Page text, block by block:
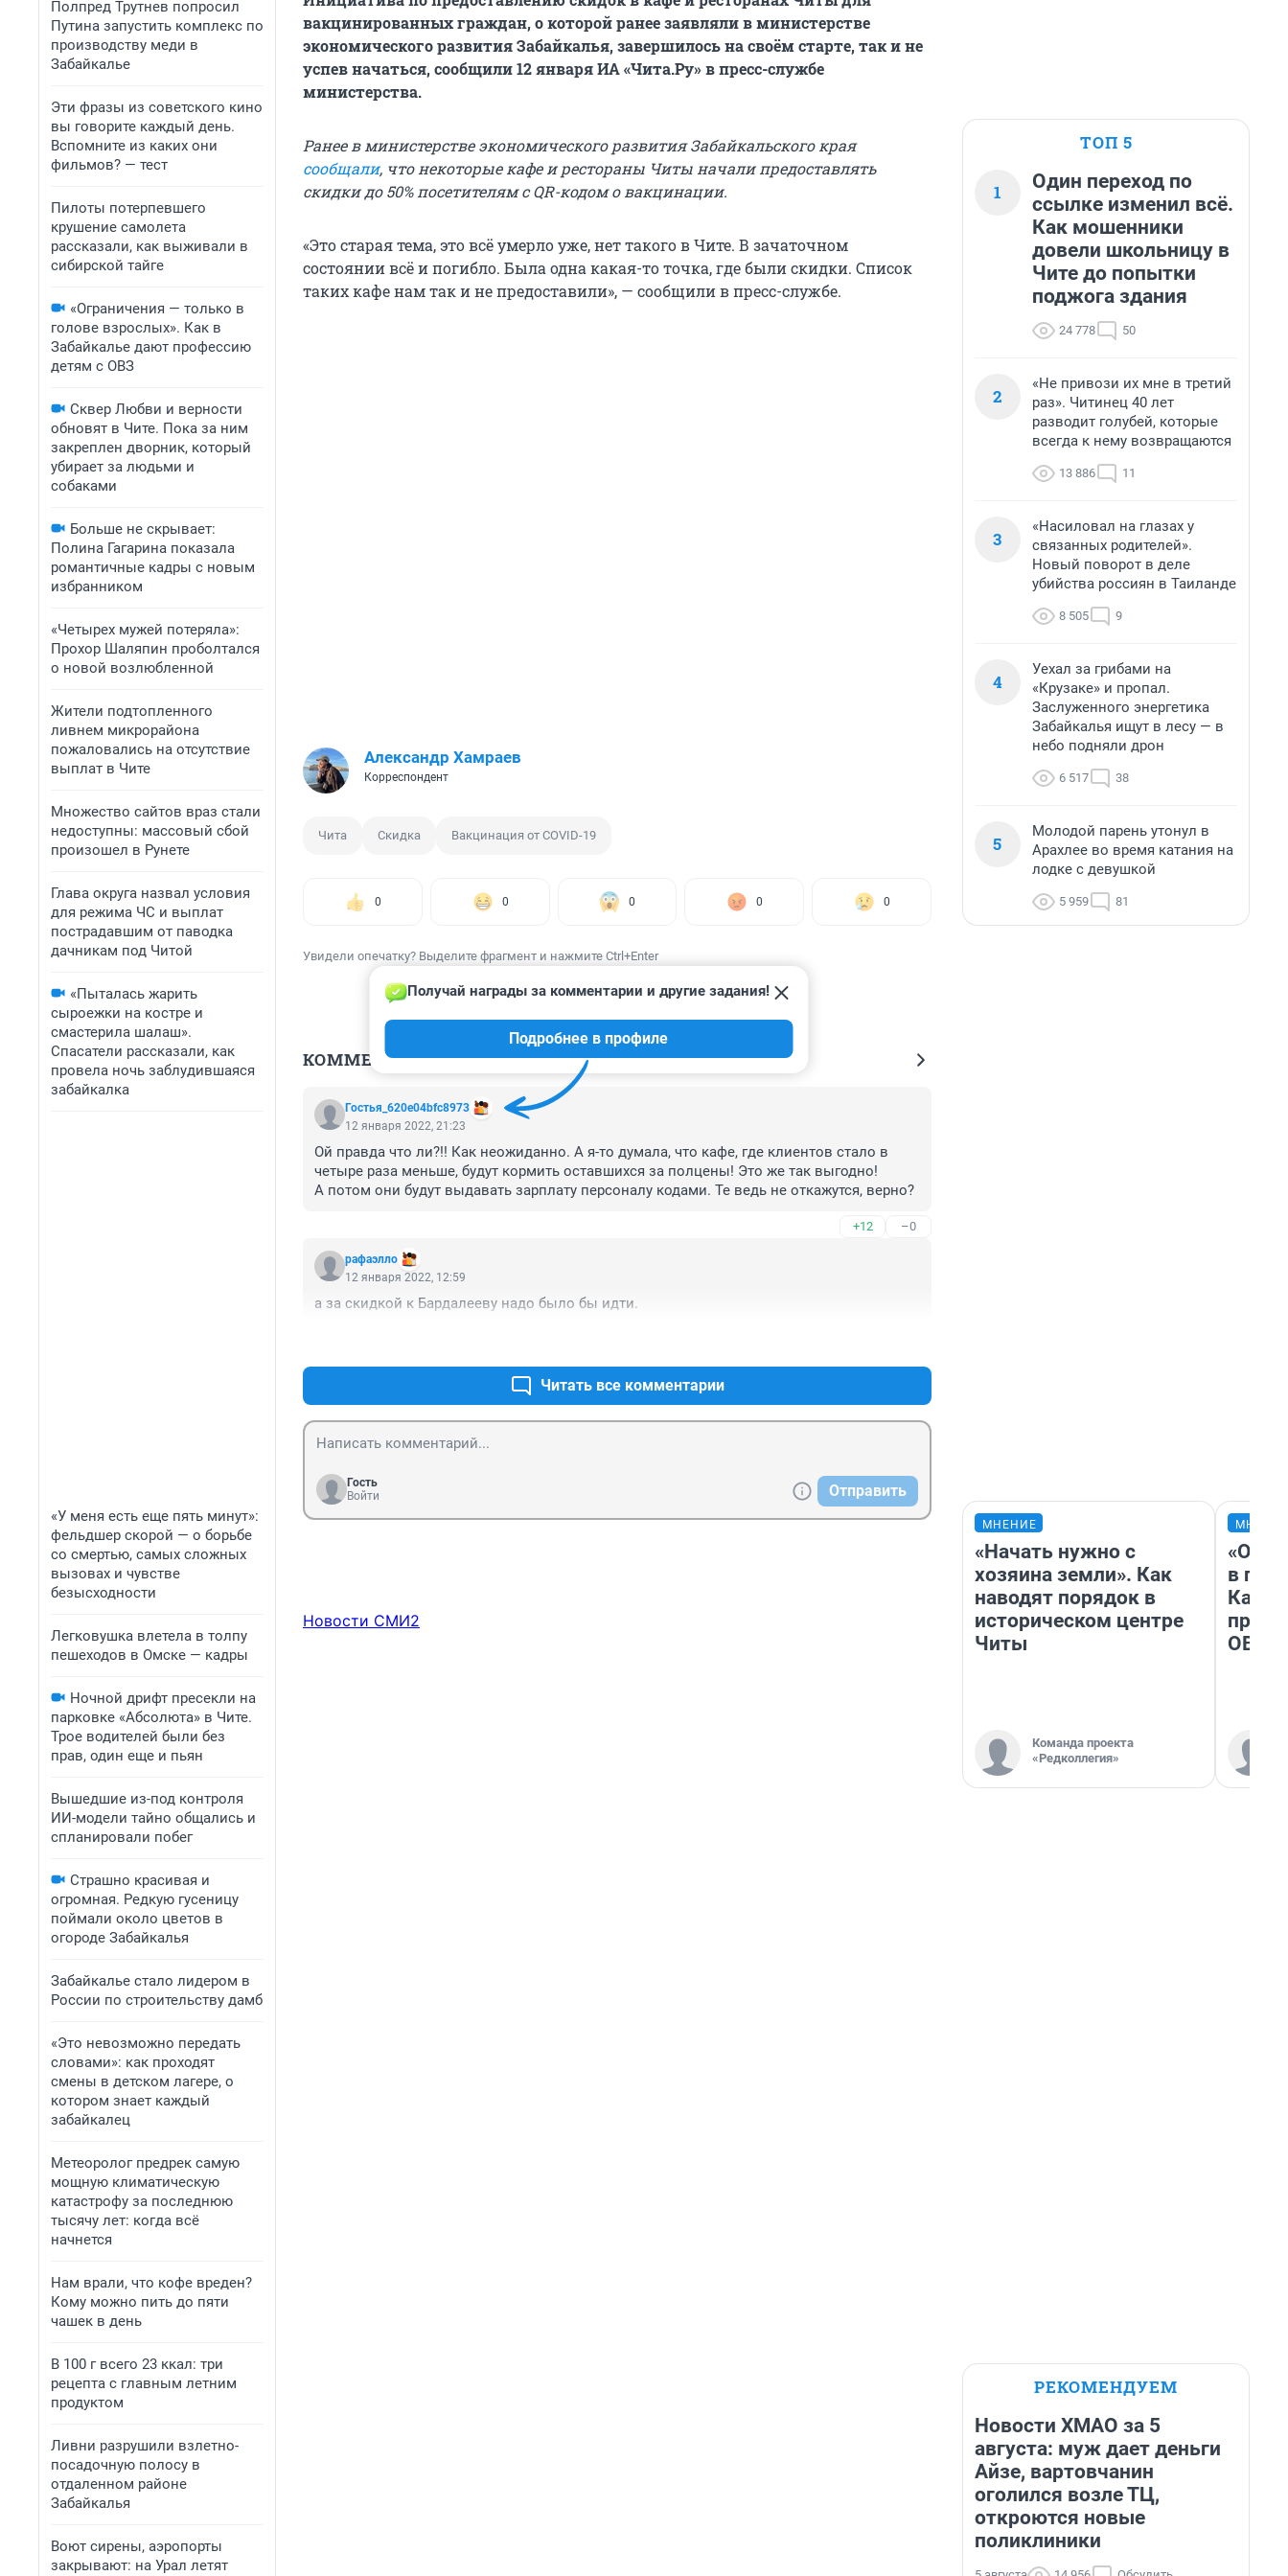
Полпред Трутнев попросил
Путина запустить комплекс по
производству меди в
Забайкалье
Эти фразы из советского кино
вы говорите каждый день.
Вспомните из каких они
фильмов? — тест
Пилоты потерпевшего
крушение самолета
рассказали, как выживали в
сибирской тайге
«Ограничения — только в
голове взрослых». Как в
Забайкалье дают профессию
детям с ОВЗ
Сквер Любви и верности
обновят в Чите. Пока за ним
закреплен дворник, который
убирает за людьми и
собаками
Больше не скрывает:
Полина Гагарина показала
романтичные кадры с новым
избранником
«Четырех мужей потеряла»:
Прохор Шаляпин проболтался
о новой возлюбленной
Жители подтопленного
ливнем микрорайона
пожаловались на отсутствие
выплат в Чите
Множество сайтов враз стали
недоступны: массовый сбой
произошел в Рунете
Глава округа назвал условия
для режима ЧС и выплат
пострадавшим от паводка
дачникам под Читой
«Пыталась жарить
сыроежки на костре и
смастерила шалаш».
Спасатели рассказали, как
провела ночь заблудившаяся
забайкалка
«У меня есть еще пять минут»:
фельдшер скорой — о борьбе
со смертью, самых сложных
вызовах и чувстве
безысходности
Легковушка влетела в толпу
пешеходов в Омске — кадры
Ночной дрифт пресекли на
парковке «Абсолюта» в Чите.
Трое водителей были без
прав, один еще и пьян
Вышедшие из-под контроля
ИИ-модели тайно общались и
спланировали побег
Страшно красивая и
огромная. Редкую гусеницу
поймали около цветов в
огороде Забайкалья
Забайкалье стало лидером в
России по строительству дамб
«Это невозможно передать
словами»: как проходят
смены в детском лагере, о
котором знает каждый
забайкалец
Метеоролог предрек самую
мощную климатическую
катастрофу за последнюю
тысячу лет: когда всё
начнется
Нам врали, что кофе вреден?
Кому можно пить до пяти
чашек в день
В 100 г всего 23 ккал: три
рецепта с главным летним
продуктом
Ливни разрушили взлетно-
посадочную полосу в
отдаленном районе
Забайкалья
Воют сирены, аэропорты
закрывают: на Урал летят
вакцинированных граждан, о которой ранее заявляли в министерстве
экономического развития Забайкалья, завершилось на своём старте, так и не
успев начаться, сообщили 12 января ИА «Чита.Ру» в пресс-службе
министерства.
Ранее в министерстве экономического развития Забайкальского края
сообщали, что некоторые кафе и рестораны Читы начали предоставлять
скидки до 50% посетителям с QR-кодом о вакцинации.
«Это старая тема, это всё умерло уже, нет такого в Чите. В зачаточном
состоянии всё и погибло. Была одна какая-то точка, где были скидки. Список
таких кафе нам так и не предоставили», — сообщили в пресс-службе.
Александр Хамраев
Корреспондент
Чита Скидка Вакцинация от COVID-19
0 0 0 0 0
Увидели опечатку? Выделите фрагмент и нажмите Ctrl+Enter
КОММЕНТАРИИ 10
Гостья_620e04bfc8973
Получай награды за комментарии и другие задания!
Подробнее в профиле
12 января 2022, 21:23
Ой правда что ли?!! Как неожиданно. А я-то думала, что кафе, где клиентов стало в
четыре раза меньше, будут кормить оставшихся за полцены! Это же так выгодно!
А потом они будут выдавать зарплату персоналу кодами. Те ведь не откажутся, верно?
+12 –0
рафаэлло
12 января 2022, 12:59
а за скидкой к Бардалееву надо было бы идти.
Читать все комментарии
Гость
Войти
Отправить
Новости СМИ2
ТОП 5
1
Один переход по
ссылке изменил всё.
Как мошенники
довели школьницу в
Чите до попытки
поджога здания
24 778 50
2
«Не привози их мне в третий
раз». Читинец 40 лет
разводит голубей, которые
всегда к нему возвращаются
13 886 11
3
«Насиловал на глазах у
связанных родителей».
Новый поворот в деле
убийства россиян в Таиланде
8 505 9
4
Уехал за грибами на
«Крузаке» и пропал.
Заслуженного энергетика
Забайкалья ищут в лесу — в
небо подняли дрон
6 517 38
5
Молодой парень утонул в
Арахлее во время катания на
лодке с девушкой
5 959 81
МНЕНИЕ
«Начать нужно с
хозяина земли». Как
наводят порядок в
историческом центре
Читы
Команда проекта
«Редколлегия»
в
Как в
ОВЗ
РЕКОМЕНДУЕМ
Новости ХМАО за 5
августа: муж дает деньги
Айзе, вартовчанин
оголился возле ТЦ,
откроются новые
поликлиники